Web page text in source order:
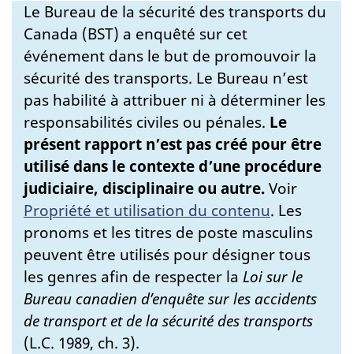
Le Bureau de la sécurité des transports du
Canada (BST) a enquêté sur cet
événement dans le but de promouvoir la
sécurité des transports. Le Bureau n’est
pas habilité à attribuer ni à déterminer les
responsabilités civiles ou pénales. Le
présent rapport n’est pas créé pour être
utilisé dans le contexte d’une procédure
judiciaire, disciplinaire ou autre.Voir
Propriété et utilisation du contenu. Les
pronoms et les titres de poste masculins
peuvent être utilisés pour désigner tous
les genres afin de respecter la Loi sur le
Bureau canadien d’enquête sur les accidents
de transport et de la sécurité des transports
(L.C. 1989, ch. 3).